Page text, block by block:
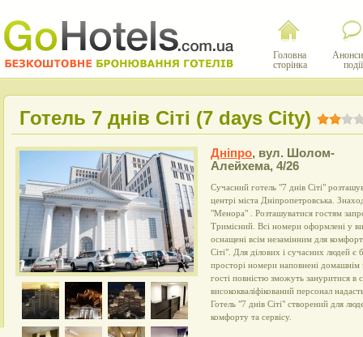
Головна
сторінка
події
Готель 7 днів Сіті (7 days City)
Дніпро, вул. Шолом-
Алейхема, 4/26
Сучасний готель "7 днів Сіті"
центрі міста Дніпропетровська.
"Менора" . Розташуватися гостям
Тримісний. Всі номери оформлені у
оснащені всім незамінним для
Сіті". Для ділових і сучасних людей є
просторі номери наповнені
гості повністю зможуть зануритися в
висококваліфікований персонал
Готель "7 днів Сіті" створений для
комфорту та сервісу.